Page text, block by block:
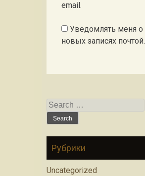
email.
Уведомлять меня о
новых записях почтой.
Search for:
Рубрики
Uncategorized